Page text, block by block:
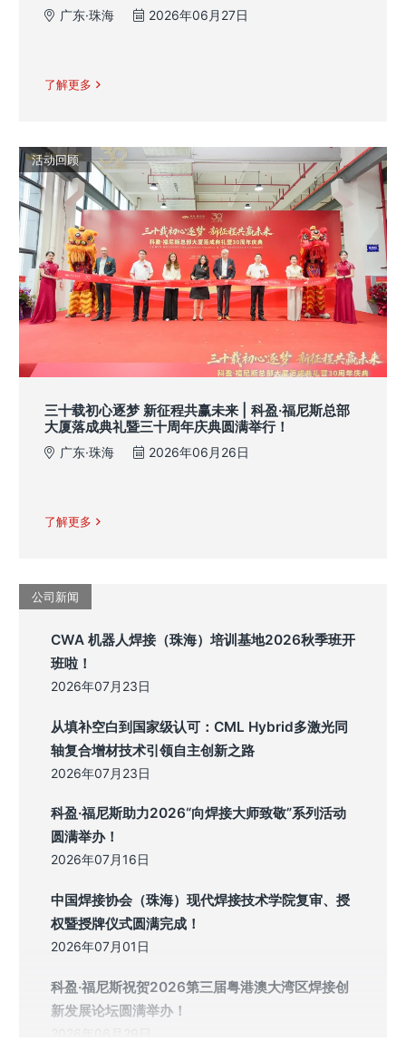
广东·珠海 2026年06月27日
了解更多
活动回顾
三十载初心逐梦 新征程共赢未来 | 科盈·福尼斯总部
大厦落成典礼暨三十周年庆典圆满举行！
广东·珠海 2026年06月26日
了解更多
公司新闻
CWA 机器人焊接（珠海）培训基地2026秋季班开
班啦！
2026年07月23日
从填补空白到国家级认可：CML Hybrid多激光同
轴复合增材技术引领自主创新之路
2026年07月23日
科盈·福尼斯助力2026“向焊接大师致敬”系列活动
圆满举办！
2026年07月16日
中国焊接协会（珠海）现代焊接技术学院复审、授
权暨授牌仪式圆满完成！
2026年07月01日
科盈·福尼斯祝贺2026第三届粤港澳大湾区焊接创
新发展论坛圆满举办！